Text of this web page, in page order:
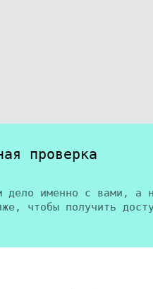
проверка
дело именно с вами, а
чтобы получить